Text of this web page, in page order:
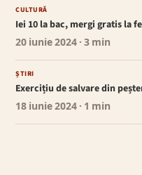
CULTURĂ
Iei 10 la bac, mergi gratis la
20 iunie 2024 · 3 min
ȘTIRI
Exercițiu de salvare din
18 iunie 2024 · 1 min